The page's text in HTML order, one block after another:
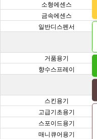
소형에센스
금속에센스
일반디스펜서
거품용기
향수스프레이
스킨용기
고급기초용기
스포이드용기
매니큐어용기